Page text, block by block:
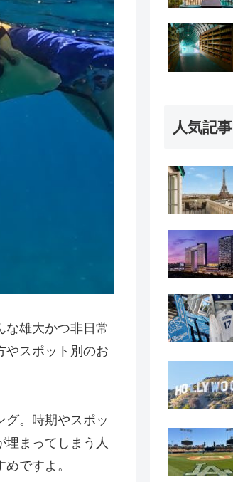
な雄大かつ非日常
やスポット別のお
。時期やスポッ
埋まってしまう人
ですよ。
人気記事